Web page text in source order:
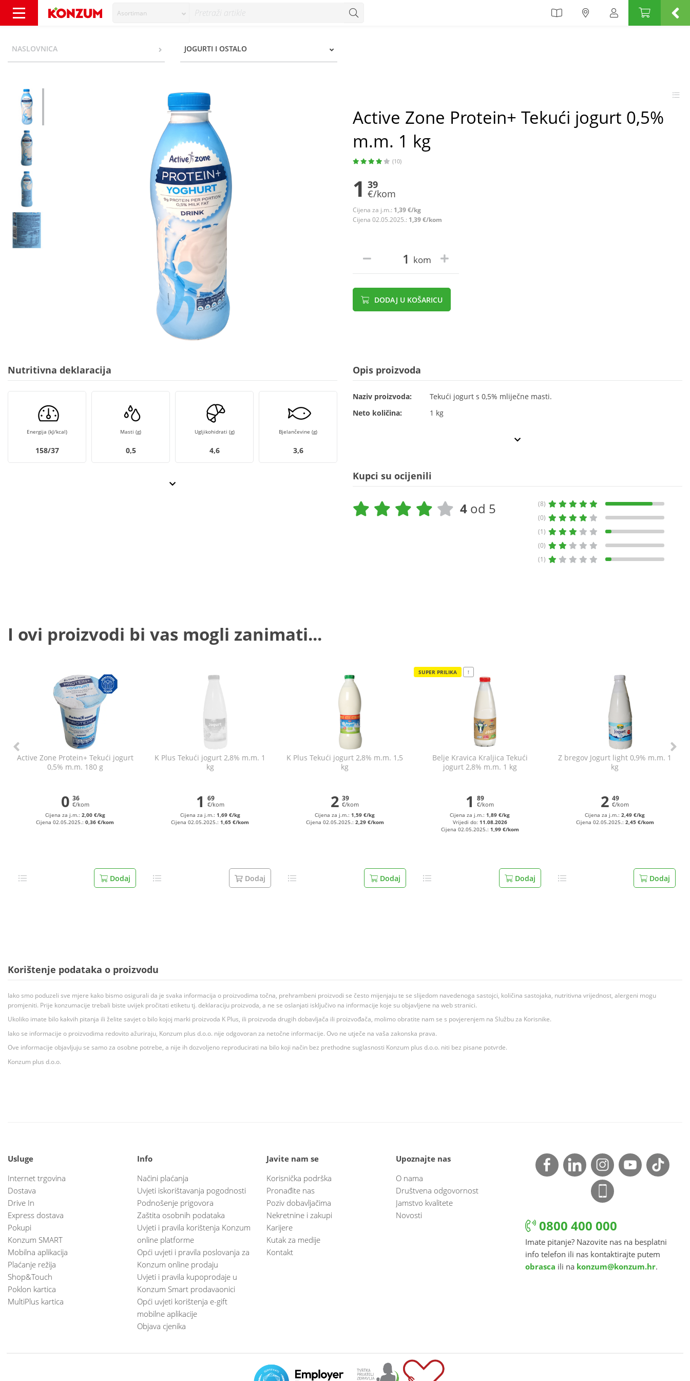
Asortiman
NASLOVNICA JOGURTI I OSTALO
Active Zone Protein+ Tekući jogurt 0,5%
m.m. 1 kg
(10)
1 39
€/kom
Cijena za j.m.: 1,39 €/kg
Cijena 02.05.2025.: 1,39 €/kom
kom
DODAJ U KOŠARICU
Nutritivna deklaracija
Energija (kJ/kcal)
158/37
Masti (g)
0,5
Ugljikohidrati (g)
4,6
Bjelančevine (g)
3,6
Opis proizvoda
Naziv proizvoda:
Tekući jogurt s 0,5% mliječne masti.
Neto količina:
1 kg
Kupci su ocijenili
4 od 5
(8)
(0)
(1)
(0)
(1)
I ovi proizvodi bi vas mogli zanimati...
Active Zone Protein+ Tekući jogurt
0,5% m.m. 180 g
0 36
€/kom
Cijena za j.m.: 2,00 €/kg
Cijena 02.05.2025.:0,36 €/kom
Dodaj
K Plus Tekući jogurt 2,8% m.m. 1
kg
1 69
€/kom
Cijena za j.m.: 1,69 €/kg
Cijena 02.05.2025.:1,65 €/kom
Dodaj
K Plus Tekući jogurt 2,8% m.m. 1,5
kg
2 39
€/kom
Cijena za j.m.:1,59 €/kg
Cijena 02.05.2025.: 2,29 €/kom
Dodaj
SUPER PRILIKA !
Belje Kravica Kraljica Tekući
jogurt 2,8% m.m. 1 kg
1 89
€/kom
Cijena za j.m.:1,89 €/kg
Vrijedi do: 11.08.2026
Cijena 02.05.2025.: 1,99 €/kom
Dodaj
Z bregov Jogurt light 0,9% m.m. 1
kg
2 49
€/kom
Cijena za j.m.:2,49 €/kg
Cijena 02.05.2025.: 2,45 €/kom
Dodaj
Korištenje podataka o proizvodu
Iako smo poduzeli sve mjere kako bismo osigurali da je svaka informacija o proizvodima točna, prehrambeni proizvodi se često mijenjaju te se slijedom navedenoga sastojci, količina sastojaka, nutritivna vrijednost, alergeni mogu
promjeniti. Prije konzumacije trebali biste uvijek pročitati etiketu tj. deklaraciju proizvoda, a ne se oslanjati isključivo na informacije koje su objavljene na web stranici.
Ukoliko imate bilo kakvih pitanja ili želite savjet o bilo kojoj marki proizvoda K Plus, ili proizvoda drugih dobavljača ili proizvođača, molimo obratite nam se s povjerenjem na Službu za Korisnike.
Iako se informacije o proizvodima redovito ažuriraju, Konzum plus d.o.o. nije odgovoran za netočne informacije. Ovo ne utječe na vaša zakonska prava.
Ove informacije objavljuju se samo za osobne potrebe, a nije ih dozvoljeno reproducirati na bilo koji način bez prethodne suglasnosti Konzum plus d.o.o. niti bez pisane potvrde.
Konzum plus d.o.o.
Usluge
Internet trgovina
Dostava
Drive In
Express dostava
Pokupi
Konzum SMART
Mobilna aplikacija
Plaćanje režija
Shop&Touch
Poklon kartica
MultiPlus kartica
Info
Načini plaćanja
Uvjeti iskorištavanja pogodnosti
Podnošenje prigovora
Zaštita osobnih podataka
Uvjeti i pravila korištenja Konzum
online platforme
Opći uvjeti i pravila poslovanja za
Konzum online prodaju
Uvjeti i pravila kupoprodaje u
Konzum Smart prodavaonici
Opći uvjeti korištenja e-gift
mobilne aplikacije
Objava cjenika
Javite nam se
Korisnička podrška
Pronađite nas
Poziv dobavljačima
Nekretnine i zakupi
Karijere
Kutak za medije
Kontakt
Upoznajte nas
O nama
Društvena odgovornost
Jamstvo kvalitete
Novosti
0800 400 000
Imate pitanje? Nazovite nas na besplatni
info telefon ili nas kontaktirajte putem
obrasca ili na konzum@konzum.hr.